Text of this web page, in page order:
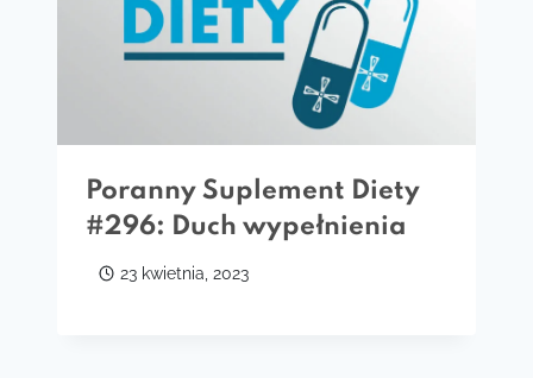
Poranny Suplement Diety
#296: Duch wypełnienia
23 kwietnia, 2023